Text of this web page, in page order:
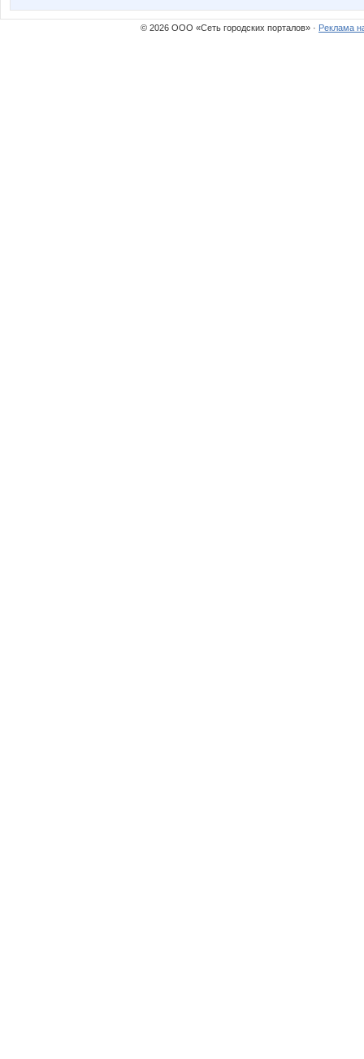
© 2026 ООО «Сеть городских порталов» · Реклама